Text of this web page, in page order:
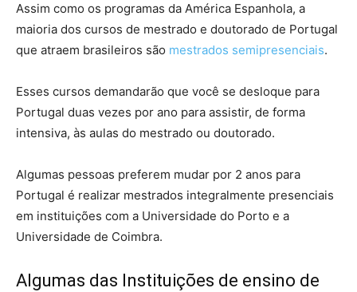
Assim como os programas da América Espanhola, a
maioria dos cursos de mestrado e doutorado de Portugal
que atraem brasileiros são mestrados semipresenciais.
Esses cursos demandarão que você se desloque para
Portugal duas vezes por ano para assistir, de forma
intensiva, às aulas do mestrado ou doutorado.
Algumas pessoas preferem mudar por 2 anos para
Portugal é realizar mestrados integralmente presenciais
em instituições com a Universidade do Porto e a
Universidade de Coimbra.
Algumas das Instituições de ensino de